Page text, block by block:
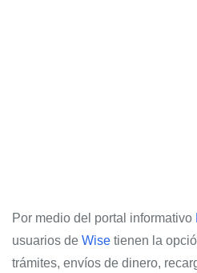
Por medio del portal informativo
usuarios de Wise tienen la
trámites, envíos de dinero,